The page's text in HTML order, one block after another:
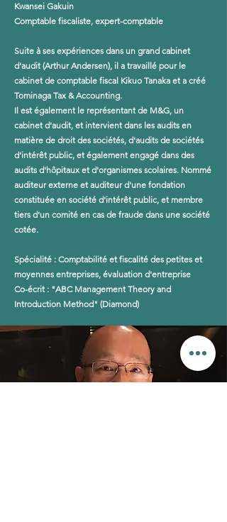
Kwansei Gakuin
Comptable fiscaliste, expert-comptable
Suite à ses expériences dans un grand cabinet
d'audit (Arthur Andersen), il a travaillé pour le
cabinet de comptable fiscal Kikuo Tanaka et a créé
Tominaga Tax & Accounting.
Il est également le représentant de M&G, un
cabinet d'audit, et intervient dans les audits en
matière de droit des sociétés, d'audits de sociétés
d'intérêt public, et également engagé dans des
audits d'hôpitaux et d'organismes scolaires. Nommé
auditeur externe et auditeur d'une fondation
constituée en société d'intérêt public, et membre
tiers d'un comité en cas de fraude dans une société
cotée.
Spécialité : Comptabilité et fiscalité des petites et
moyennes entreprises, évaluation d'entreprise
Co-écrit : "ABC Management Theory and
Introduction Method" (Diamond)